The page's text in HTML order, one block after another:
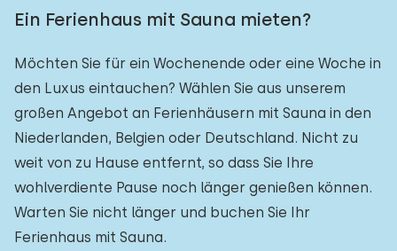
Ein Ferienhaus mit Sauna mieten?
Möchten Sie für ein Wochenende oder eine Woche in
den Luxus eintauchen? Wählen Sie aus unserem
großen Angebot an Ferienhäusern mit Sauna in den
Niederlanden, Belgien oder Deutschland. Nicht zu
weit von zu Hause entfernt, so dass Sie Ihre
wohlverdiente Pause noch länger genießen können.
Warten Sie nicht länger und buchen Sie Ihr
Ferienhaus mit Sauna.